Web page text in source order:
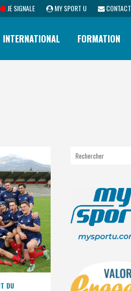
JE SIGNALE MY SPORT U CONTACT
INTERNATIONAL FORMATION
DU